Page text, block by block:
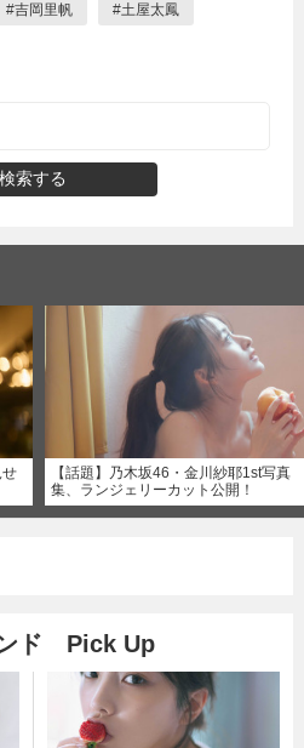
#吉岡里帆 #土屋太鳳
検索する
【話題】乃木坂46・金川紗耶1st写真
集、ランジェリーカット公開！
ンド Pick Up